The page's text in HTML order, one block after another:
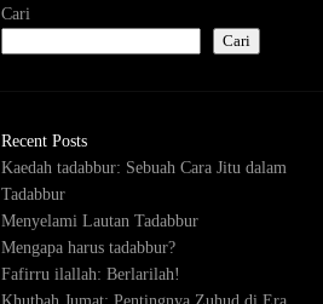
Cari
Cari
Recent Posts
Kaedah tadabbur: Sebuah Cara Jitu dalam
Tadabbur
Menyelami Lautan Tadabbur
Mengapa harus tadabbur?
Fafirru ilallah: Berlarilah!